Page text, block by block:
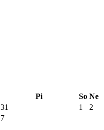
Pi So Ne
31 1 2
7